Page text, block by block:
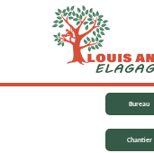
Bureau
Chantier